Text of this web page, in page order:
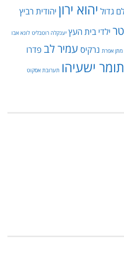
גדול יהוא ירון יהודית רביץ
ילדי בית העץ יענקלה רוטבליט לונא אבו
מתן אפרת נרקיס עמיר לב פדרו
תומר ישעיהו תערובת אסקוט